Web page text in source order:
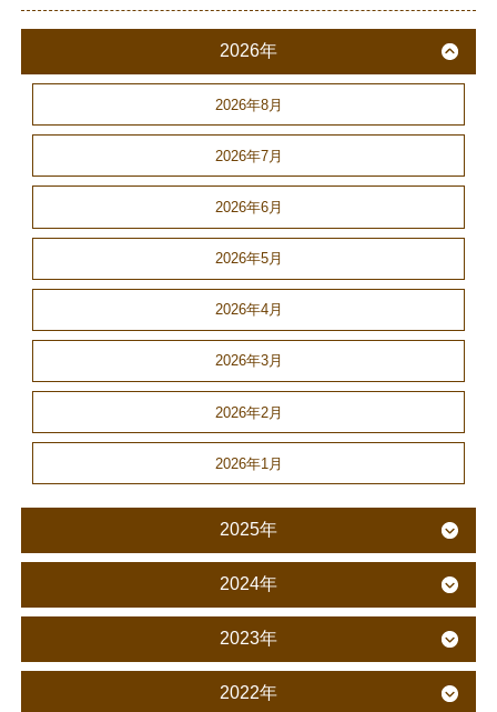
2026年
2026年8月
2026年7月
2026年6月
2026年5月
2026年4月
2026年3月
2026年2月
2026年1月
2025年
2024年
2023年
2022年